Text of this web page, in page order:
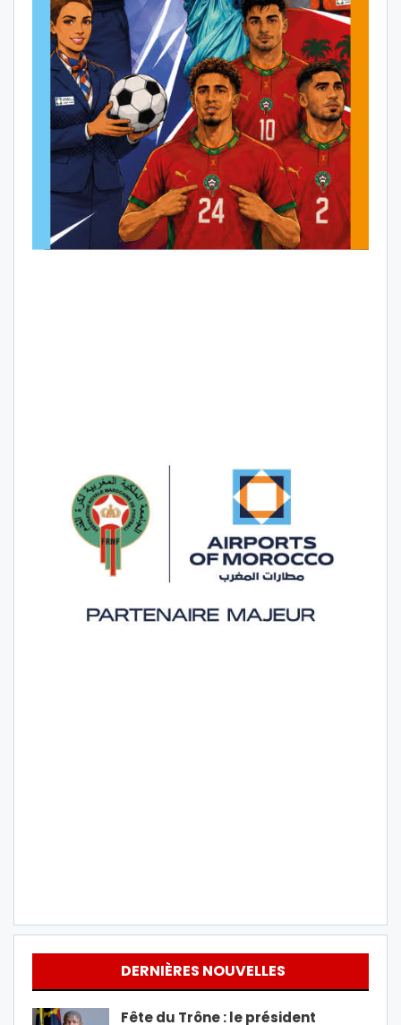
DERNIÈRES NOUVELLES
Fête du Trône : le président